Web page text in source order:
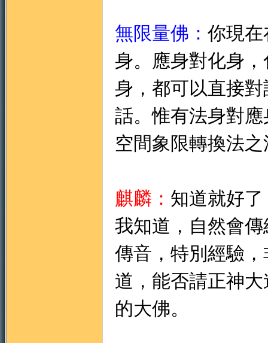
無限量佛： 你現
身。應身對化身
身，都可以直接
話。惟有法身對
空間象限轉換法
麒麟： 知道就好
我知道，自然會
傳音，特別經驗
道，能否請正神
的大佛。